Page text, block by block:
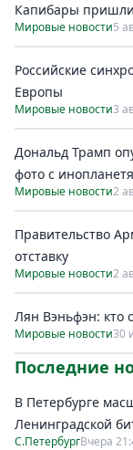
Капибары пришли
Мировые новости5
Российские
Европы
Мировые новости3
Дональд Трамп
фото с
Мировые новости2
Правительство
отставку
Мировые новости2
Лян Вэньфэн: кто
Мировые новости30
Последние
В Петербурге
Ленинградской
С.ПетербургВчера